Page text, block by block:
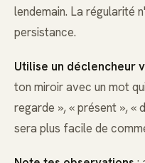
lendemain. La régularité
persistance.
Utilise un déclencheur
ton miroir avec un mot
regarde », « présent », «
sera plus facile de